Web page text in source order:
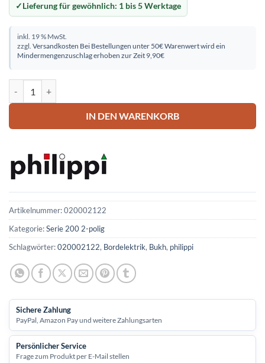
Lieferung für gewöhnlich: 1 bis 5 Werktage
inkl. 19 % MwSt.
zzgl. Versandkosten Bei Bestellungen unter 50€ Warenwert wird ein
Mindermengenzuschlag erhoben zur Zeit 9,90€
IN DEN WARENKORB
Artikelnummer:020002122
Kategorie:Serie 200 2-polig
Schlagwörter:020002122, Bordelektrik, Bukh, philippi
Sichere Zahlung
PayPal, Amazon Pay und weitere Zahlungsarten
Persönlicher Service
Frage zum Produkt per E-Mail stellen